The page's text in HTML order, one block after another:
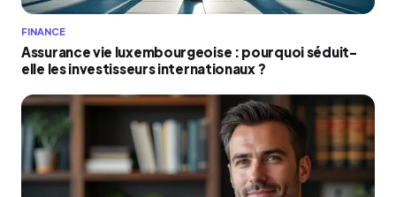
FINANCE
Assurance vie luxembourgeoise : pourquoi séduit-
elle les investisseurs internationaux ?